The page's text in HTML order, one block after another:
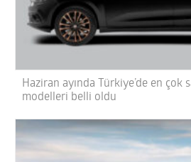
Haziran ayında Türkiye’de en çok
modelleri belli oldu